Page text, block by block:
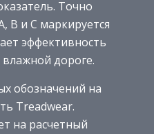
Точно
В и С маркируется
эффективность
дороге.
обозначений на
Treadwear.
на расчетный